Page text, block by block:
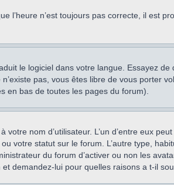
l’heure n’est toujours pas correcte, il est
le logiciel dans votre langue. Essayez
pas, vous êtes libre de vous porter
en bas de toutes les pages du forum).
nom d’utilisateur. L’un d’entre eux
votre statut sur le forum. L’autre type,
du forum d’activer ou non les
demandez-lui pour quelles raisons a t-il